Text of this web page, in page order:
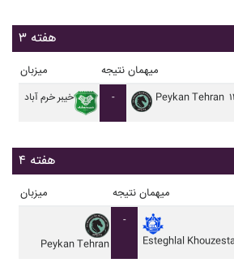
هفته ۳
میزبان نتیجه میهمان
خيبر خرم آباد - Peykan Tehran
هفته ۴
میزبان نتیجه میهمان
Peykan Tehran
-
Esteghlal